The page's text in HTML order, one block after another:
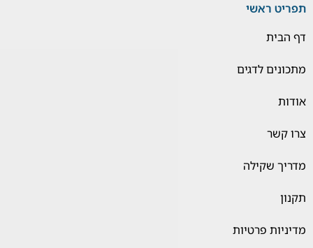
תפריט ראשי
דף הבית
מתכונים לדגים
אודות
צרו קשר
מדריך שקילה
תקנון
מדיניות פרטיות